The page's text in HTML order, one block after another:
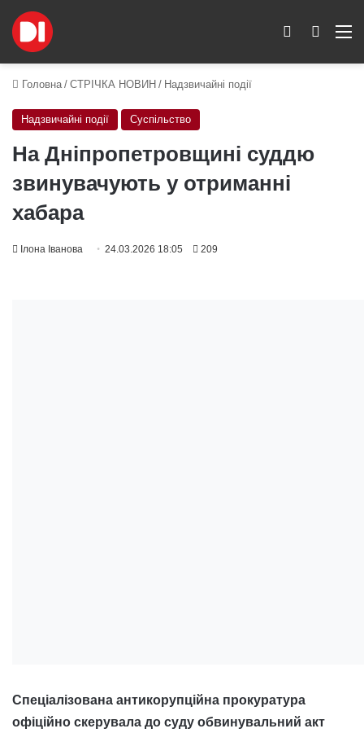
Пошук
Switch skin
Головна / СТРІЧКА НОВИН / Надзвичайні події
Надзвичайні події Суспільство
На Дніпропетровщині суддю
звинувачують у отриманні
хабара
Ілона Іванова 24.03.2026 18:05 209
Спеціалізована антикорупційна прокуратура
офіційно скерувала до суду обвинувальний акт